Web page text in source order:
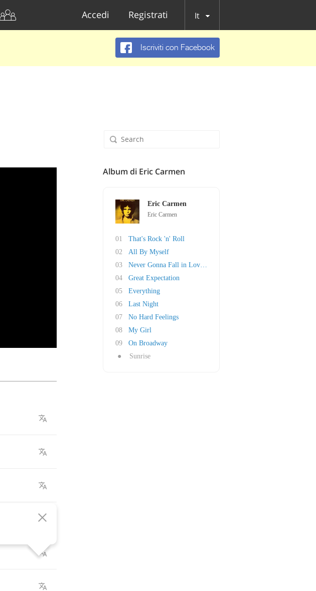
Accedi Registrati It
Iscriviti con Facebook
Album di Eric Carmen
Eric Carmen
Eric Carmen
01
That's Rock 'n' Roll
02
All By Myself
03
Never Gonna Fall in Love Again
04
Great Expectation
05
Everything
06
Last Night
07
No Hard Feelings
08
My Girl
09
On Broadway
●
Sunrise